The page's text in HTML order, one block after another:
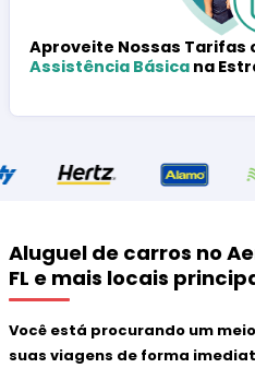
Aproveite Nossas Tarifas
Assistência Básica na
Aluguel de carros no
FL e mais locais
Você está procurando um
suas viagens de forma